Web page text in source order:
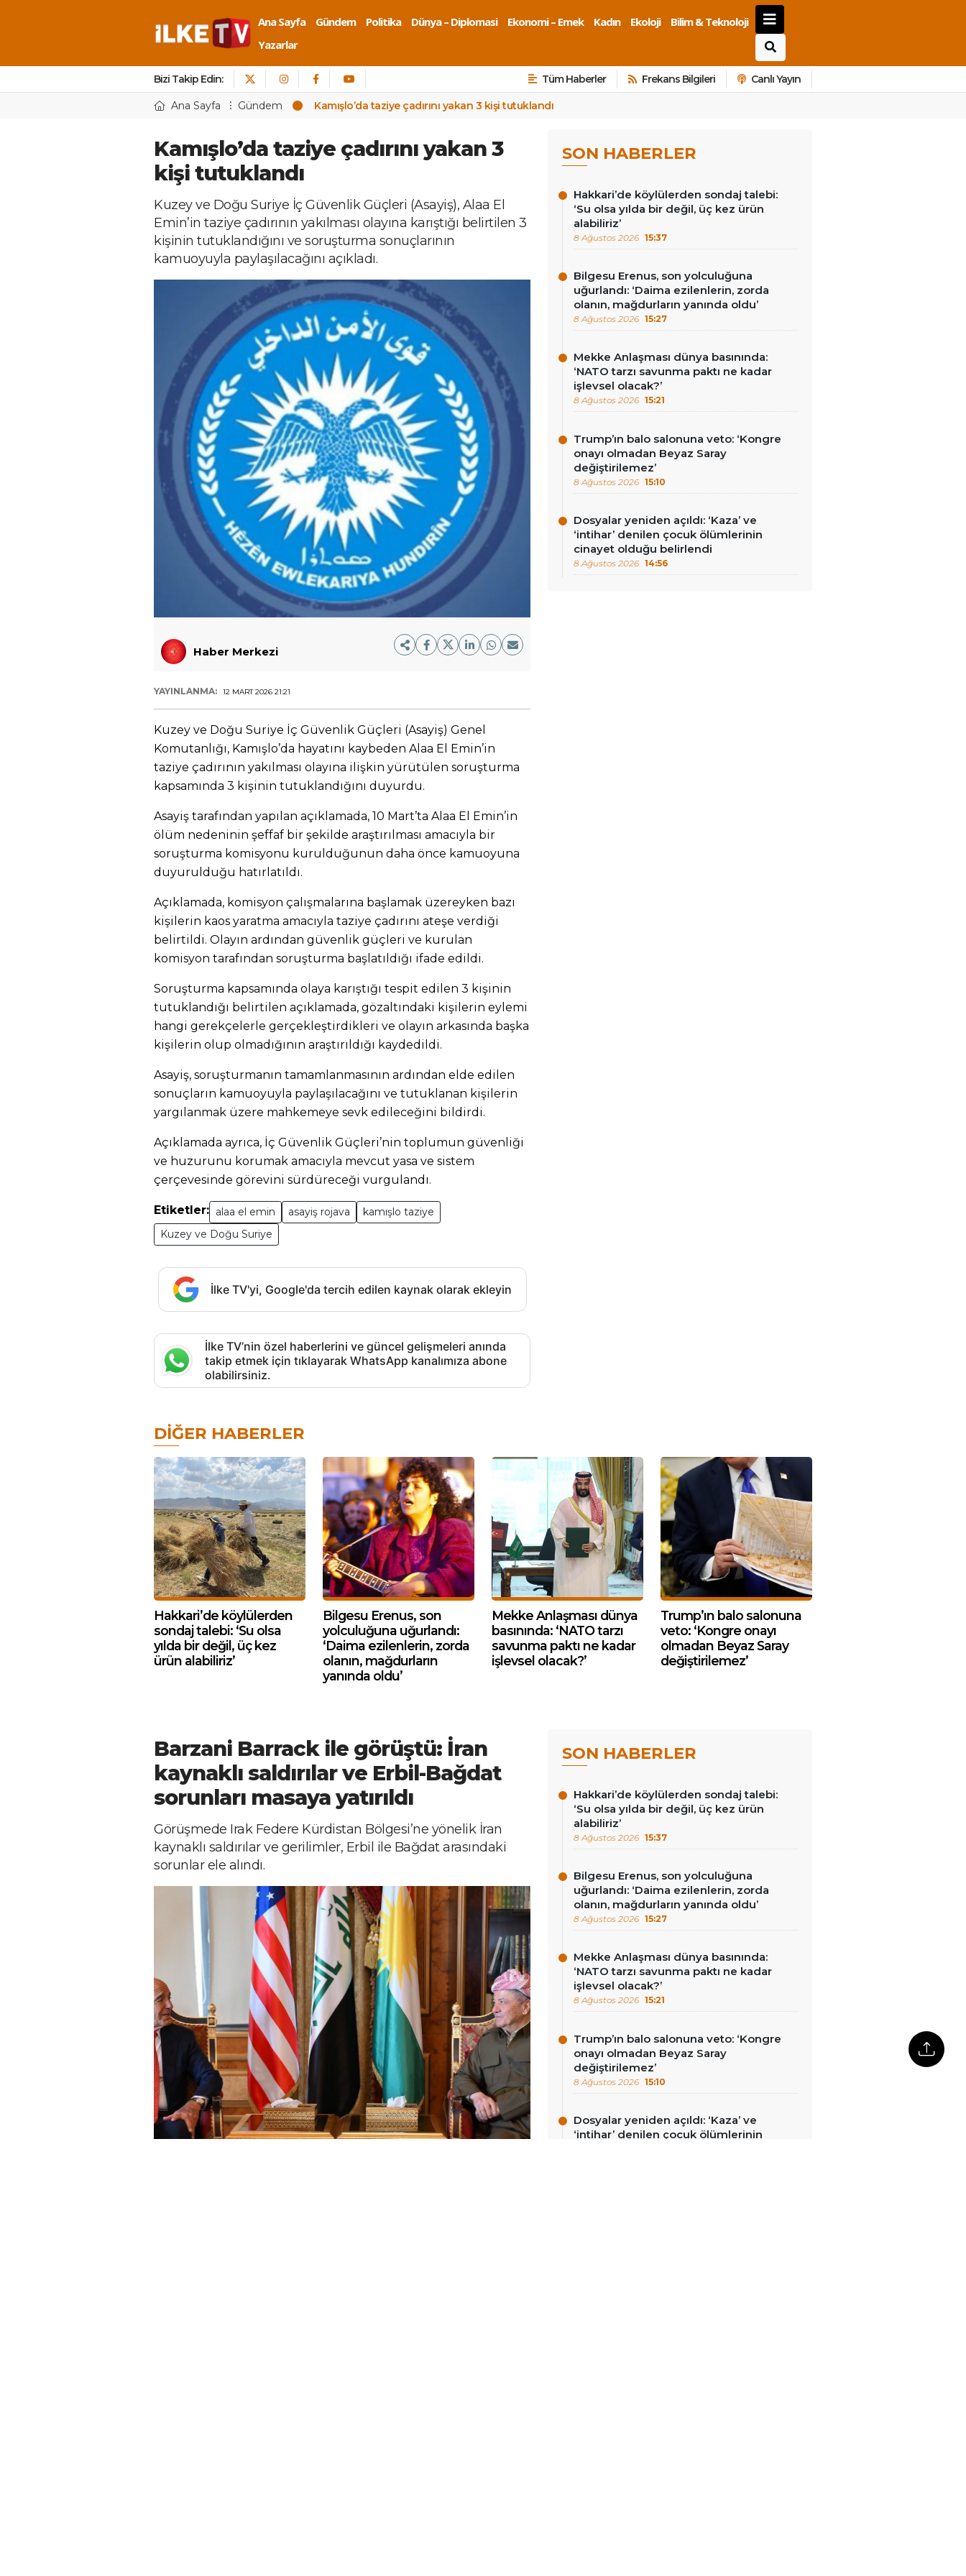
Ana Sayfa Gündem Politika Dünya – Diplomasi Ekonomi – Emek Kadın Ekoloji
Bilim & Teknoloji
Yazarlar
Bizi Takip Edin: Tüm Haberler Frekans Bilgileri Canlı Yayın
Ana Sayfa Gündem Kamışlo’da taziye çadırını yakan 3 kişi tutuklandı
Kamışlo’da taziye çadırını yakan 3
kişi tutuklandı
Kuzey ve Doğu Suriye İç Güvenlik Güçleri (Asayiş), Alaa El
Emin’in taziye çadırının yakılması olayına karıştığı belirtilen 3
kişinin tutuklandığını ve soruşturma sonuçlarının
kamuoyuyla paylaşılacağını açıkladı.
Haber Merkezi
YAYINLANMA: 12 MART 2026 21:21
Kuzey ve Doğu Suriye İç Güvenlik Güçleri (Asayiş) Genel
Komutanlığı, Kamışlo’da hayatını kaybeden Alaa El Emin’in
taziye çadırının yakılması olayına ilişkin yürütülen soruşturma
kapsamında 3 kişinin tutuklandığını duyurdu.
Asayiş tarafından yapılan açıklamada, 10 Mart’ta Alaa El Emin’in
ölüm nedeninin şeffaf bir şekilde araştırılması amacıyla bir
soruşturma komisyonu kurulduğunun daha önce kamuoyuna
duyurulduğu hatırlatıldı.
Açıklamada, komisyon çalışmalarına başlamak üzereyken bazı
kişilerin kaos yaratma amacıyla taziye çadırını ateşe verdiği
belirtildi. Olayın ardından güvenlik güçleri ve kurulan
komisyon tarafından soruşturma başlatıldığı ifade edildi.
Soruşturma kapsamında olaya karıştığı tespit edilen 3 kişinin
tutuklandığı belirtilen açıklamada, gözaltındaki kişilerin eylemi
hangi gerekçelerle gerçekleştirdikleri ve olayın arkasında başka
kişilerin olup olmadığının araştırıldığı kaydedildi.
Asayiş, soruşturmanın tamamlanmasının ardından elde edilen
sonuçların kamuoyuyla paylaşılacağını ve tutuklanan kişilerin
yargılanmak üzere mahkemeye sevk edileceğini bildirdi.
Açıklamada ayrıca, İç Güvenlik Güçleri’nin toplumun güvenliği
ve huzurunu korumak amacıyla mevcut yasa ve sistem
çerçevesinde görevini sürdüreceği vurgulandı.
Etiketler: alaa el emin asayiş rojava
kamışlo taziye
Kuzey ve Doğu Suriye
İlke TV'yi, Google'da tercih edilen kaynak olarak ekleyin
İlke TV’nin özel haberlerini ve güncel gelişmeleri anında
takip etmek için tıklayarak WhatsApp kanalımıza abone
olabilirsiniz.
SON HABERLER
Hakkari’de köylülerden sondaj talebi:
‘Su olsa yılda bir değil, üç kez ürün
alabiliriz’
8 Ağustos 2026 15:37
Bilgesu Erenus, son yolculuğuna
uğurlandı: ‘Daima ezilenlerin, zorda
olanın, mağdurların yanında oldu’
8 Ağustos 2026 15:27
Mekke Anlaşması dünya basınında:
‘NATO tarzı savunma paktı ne kadar
işlevsel olacak?’
8 Ağustos 2026 15:21
Trump’ın balo salonuna veto: ‘Kongre
onayı olmadan Beyaz Saray
değiştirilemez’
8 Ağustos 2026 15:10
Dosyalar yeniden açıldı: ‘Kaza’ ve
‘intihar’ denilen çocuk ölümlerinin
cinayet olduğu belirlendi
8 Ağustos 2026 14:56
DIĞER HABERLER
Hakkari’de köylülerden
sondaj talebi: ‘Su olsa
yılda bir değil, üç kez
ürün alabiliriz’
Bilgesu Erenus, son
yolculuğuna uğurlandı:
‘Daima ezilenlerin, zorda
olanın, mağdurların
yanında oldu’
Mekke Anlaşması dünya
basınında: ‘NATO tarzı
savunma paktı ne kadar
işlevsel olacak?’
Trump’ın balo salonuna
veto: ‘Kongre onayı
olmadan Beyaz Saray
değiştirilemez’
Barzani Barrack ile görüştü: İran
kaynaklı saldırılar ve Erbil-Bağdat
sorunları masaya yatırıldı
Görüşmede Irak Federe Kürdistan Bölgesi’ne yönelik İran
kaynaklı saldırılar ve gerilimler, Erbil ile Bağdat arasındaki
sorunlar ele alındı.
SON HABERLER
Hakkari’de köylülerden sondaj talebi:
‘Su olsa yılda bir değil, üç kez ürün
alabiliriz’
8 Ağustos 2026 15:37
Bilgesu Erenus, son yolculuğuna
uğurlandı: ‘Daima ezilenlerin, zorda
olanın, mağdurların yanında oldu’
8 Ağustos 2026 15:27
Mekke Anlaşması dünya basınında:
‘NATO tarzı savunma paktı ne kadar
işlevsel olacak?’
8 Ağustos 2026 15:21
Trump’ın balo salonuna veto: ‘Kongre
onayı olmadan Beyaz Saray
değiştirilemez’
8 Ağustos 2026 15:10
Dosyalar yeniden açıldı: ‘Kaza’ ve
‘intihar’ denilen çocuk ölümlerinin